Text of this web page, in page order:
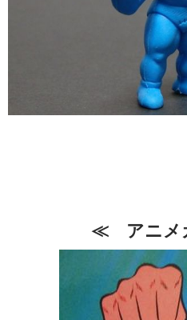
≪ アニメ